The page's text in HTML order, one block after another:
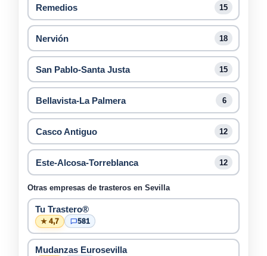
Remedios 15
Nervión 18
San Pablo-Santa Justa 15
Bellavista-La Palmera 6
Casco Antiguo 12
Este-Alcosa-Torreblanca 12
Otras empresas de trasteros en Sevilla
Tu Trastero®
★ 4,7 581
Mudanzas Eurosevilla